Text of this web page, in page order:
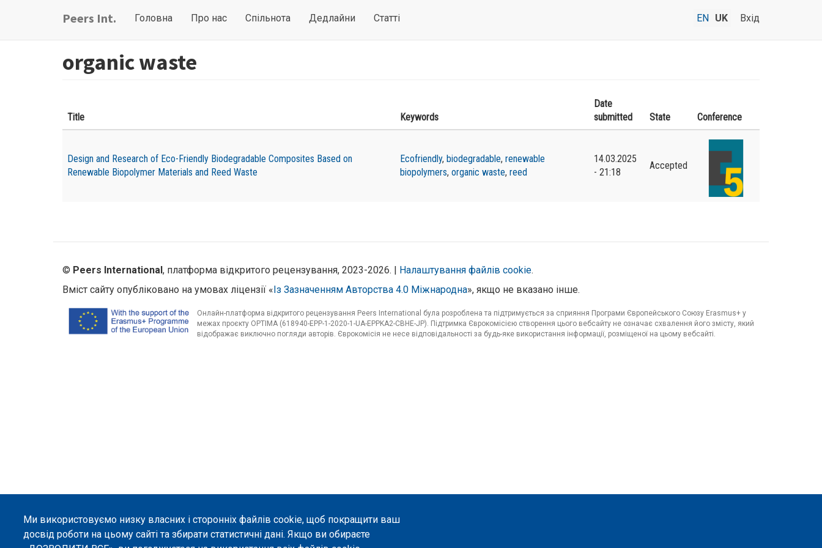
Peers Int.
Main
Головна Про нас Спільнота Дедлайни Статті
User
menu
Вхід
EN UK
organic waste
Title Keywords
Date
submitted
State Conference
Design and Research of Eco-Friendly Biodegradable Composites Based on
Renewable Biopolymer Materials and Reed Waste
Ecofriendly, biodegradable, renewable
biopolymers, organic waste, reed
14.03.2025
- 21:18
Accepted
Ми використовуємо низку власних і сторонніх файлів cookie, щоб покращити ваш
досвід роботи на цьому сайті та збирати статистичні дані. Якщо ви обираєте
© Peers International, платформа відкритого рецензування, 2023-2026. | Налаштування файлів cookie.
Вміст сайту опубліковано на умовах ліцензії «Із Зазначенням Авторства 4.0 Міжнародна», якщо не вказано інше.
Онлайн-платформа відкритого рецензування Peers International була розроблена та підтримується за сприяння Програми Європейського Союзу Erasmus+ у
межах проєкту OPTIMA (618940-EPP-1-2020-1-UA-EPPKA2-CBHE-JP). Підтримка Єврокомісією створення цього вебсайту не означає схвалення його змісту, який
відображає виключно погляди авторів. Єврокомісія не несе відповідальності за будь-яке використання інформації, розміщеної на цьому вебсайті.